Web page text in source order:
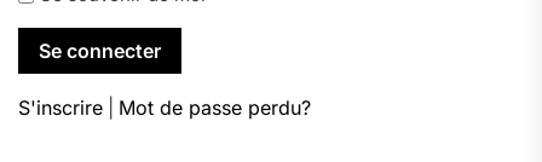
S'inscrire Mot de passe perdu?